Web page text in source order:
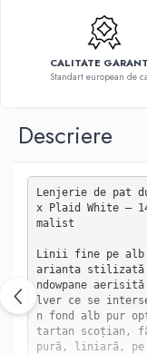
CALITATE
Standart european de
Descriere
Lenjerie de pat
x Plaid White —
malist
Linii fine pe alb
arianta stilizată
ndowpane
lver ce se
n fond alb pur
tartan scoțian,
pură, liniară, pe